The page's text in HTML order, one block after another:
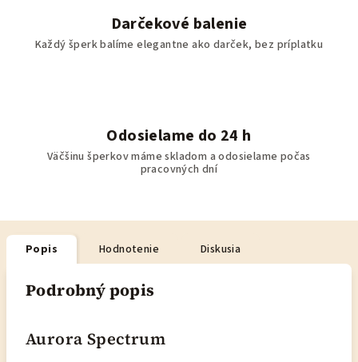
Darčekové balenie
Každý šperk balíme elegantne ako darček, bez príplatku
Odosielame do 24 h
Väčšinu šperkov máme skladom a odosielame počas
pracovných dní
Popis Hodnotenie Diskusia
Podrobný popis
Aurora Spectrum